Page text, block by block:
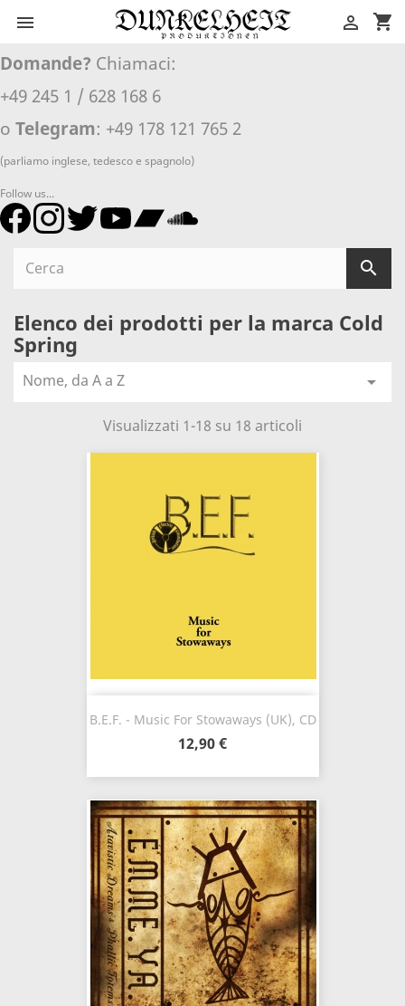
 shopping_cart

Domande? Chiamaci:
+49 245 1 / 628 168 6
o Telegram: +49 178 121 765 2
(parliamo inglese, tedesco e spagnolo)
Follow us...

Elenco dei prodotti per la marca Cold
Spring
Nome, da A a Z 
Visualizzati 1-18 su 18 articoli
B.E.F. - Music For Stowaways (UK), CD
12,90 €